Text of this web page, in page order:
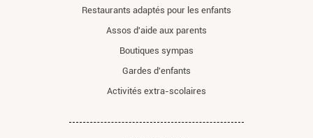
Restaurants adaptés pour les enfants
Assos d'aide aux parents
Boutiques sympas
Gardes d'enfants
Activités extra-scolaires